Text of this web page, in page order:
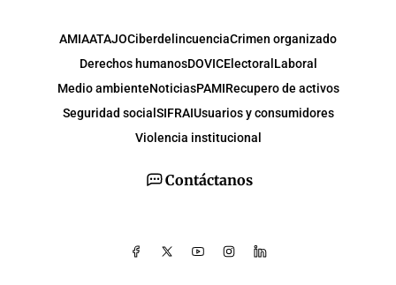
Contáctanos
AMIAATAJOCiberdelincuenciaCrimen organizado
Derechos humanosDOVICElectoral Laboral
Medio ambienteNoticiasPAMIRecupero de activos
Seguridad social SIFRAIUsuarios y consumidores
Violencia institucional